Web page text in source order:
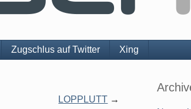
Zugschlus auf Twitter Xing
LOPPLUTT
Sidebar